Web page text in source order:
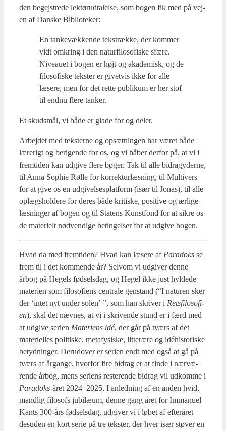
den begej­stre­de lek­tør­ud­ta­lel­se, som bogen fik med på vej­
en af Dan­ske Bibli­o­te­ker:
En tan­ke­væk­ken­de tek­stræk­ke, der kom­mer
vidt omkring i den natur­fi­lo­so­fi­ske sfæ­re.
Niveau­et i bogen er højt og aka­de­misk, og de
filo­so­fi­ske tek­ster er givet­vis ikke for alle
læse­re, men for det ret­te publi­kum er her stof
til end­nu fle­re tan­ker.
Et skuds­mål, vi både er gla­de for og deler.
Arbej­det med tek­ster­ne og opsæt­nin­gen har været både
lære­rigt og beri­gen­de for os, og vi håber der­for på, at vi i
frem­ti­den kan udgi­ve fle­re bøger. Tak til alle bidrag­y­der­ne,
til Anna Sop­hie Røl­le for kor­rek­tur­læs­ning, til Mul­ti­vers
for at give os en udgi­vel­ses­plat­form (især til Jonas), til alle
oplægs­hol­de­re for deres både kri­ti­ske, posi­ti­ve og ærli­ge
læs­nin­ger af bogen og til Sta­tens Kunst­fond for at sik­re os
de mate­ri­elt nød­ven­di­ge betin­gel­ser for at udgi­ve bogen.
Hvad da med frem­ti­den? Hvad kan læse­re af Para­doks se
frem til i det kom­men­de år? Selv­om vi udgi­ver den­ne
årbog på Hegels fød­sels­dag, og Hegel ikke just hyl­de­de
mate­ri­en som filo­so­fi­ens cen­tra­le gen­stand (“I natu­ren sker
der ‘intet nyt under solen’ ”, som han skri­ver i Rets­fi­lo­so­fi­
en), skal det næv­nes, at vi i skri­ven­de stund er i færd med
at udgi­ve seri­en Mate­ri­ens idé, der går på tværs af det
mate­ri­el­les poli­ti­ske, meta­fy­si­ske, lit­teræ­re og idéhi­sto­ri­ske
betyd­nin­ger. Der­u­d­over er seri­en endt med også at gå på
tværs af årgan­ge, hvor­for fire bidrag er at fin­de i nær­væ­
ren­de årbog, mens seri­ens reste­ren­de bidrag vil udkom­me i
Para­doks-året 2024–2025. I anled­ning af en anden hvid,
mand­lig filo­sofs jubilæum, den­ne gang året for Imma­nu­el
Kants 300-års fød­sels­dag, udgi­ver vi i løbet af efter­å­ret
des­u­den en kort serie på tre tek­ster, der hver især stø­ver en